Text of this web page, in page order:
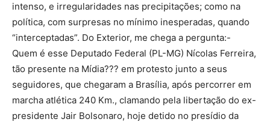
intenso, e irregularidades nas precipitações; como na
política, com surpresas no mínimo inesperadas, quando
“interceptadas”. Do Exterior, me chega a pergunta:-
Quem é esse Deputado Federal (PL-MG) Nícolas Ferreira,
tão presente na Mídia??? em protesto junto a seus
seguidores, que chegaram a Brasília, após percorrer em
marcha atlética 240 Km., clamando pela libertação do ex-
presidente Jair Bolsonaro, hoje detido no presídio da